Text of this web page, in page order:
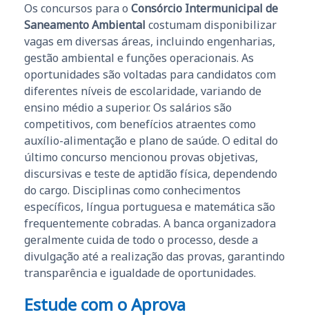
Os concursos para o Consórcio Intermunicipal de
Saneamento Ambiental costumam disponibilizar
vagas em diversas áreas, incluindo engenharias,
gestão ambiental e funções operacionais. As
oportunidades são voltadas para candidatos com
diferentes níveis de escolaridade, variando de
ensino médio a superior. Os salários são
competitivos, com benefícios atraentes como
auxílio-alimentação e plano de saúde. O edital do
último concurso mencionou provas objetivas,
discursivas e teste de aptidão física, dependendo
do cargo. Disciplinas como conhecimentos
específicos, língua portuguesa e matemática são
frequentemente cobradas. A banca organizadora
geralmente cuida de todo o processo, desde a
divulgação até a realização das provas, garantindo
transparência e igualdade de oportunidades.
Estude com o Aprova